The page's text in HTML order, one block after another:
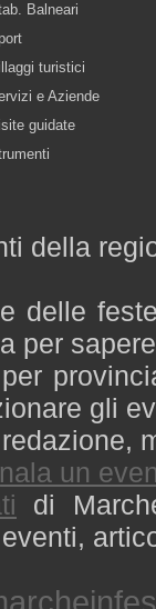
Balneari
turistici
e Aziende
guidate
della
delle
per
gli
un
di